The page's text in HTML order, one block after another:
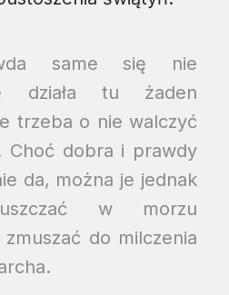
same się nie
działa tu żaden
trzeba o nie walczyć
Choć dobra i prawdy
da, można je jednak
w morzu
do milczenia